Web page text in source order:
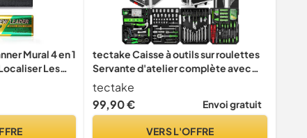
Mural 4 en 1
Les
Câbles
tectake Caisse à outils sur roulettes
Servante d'atelier complète avec
outils 1200 pièces - Rangement
atelier Outillage à main Bricolage
Embout visseuse Kit tournevis
tectake
99,90 €
Envoi gratuit
VERS L'OFFRE